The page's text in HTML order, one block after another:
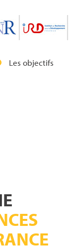
Les objectifs